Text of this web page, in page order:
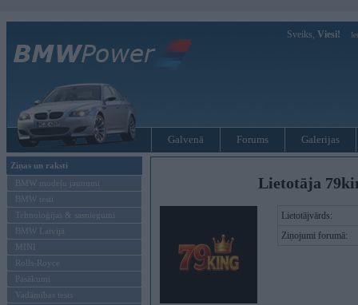
Sveiks, Viesi!
Galvenā Forums Galerijas
Ziņas un raksti
BMW modeļu jaunumi
BMW testi
Tehnoloģijas & sasniegumi
BMW Latvijā
MINI
Rolls-Royce
Pasākumi
Vadāmības tests
Lietotāja
Lietotājvārds:
Ziņojumi forumā: